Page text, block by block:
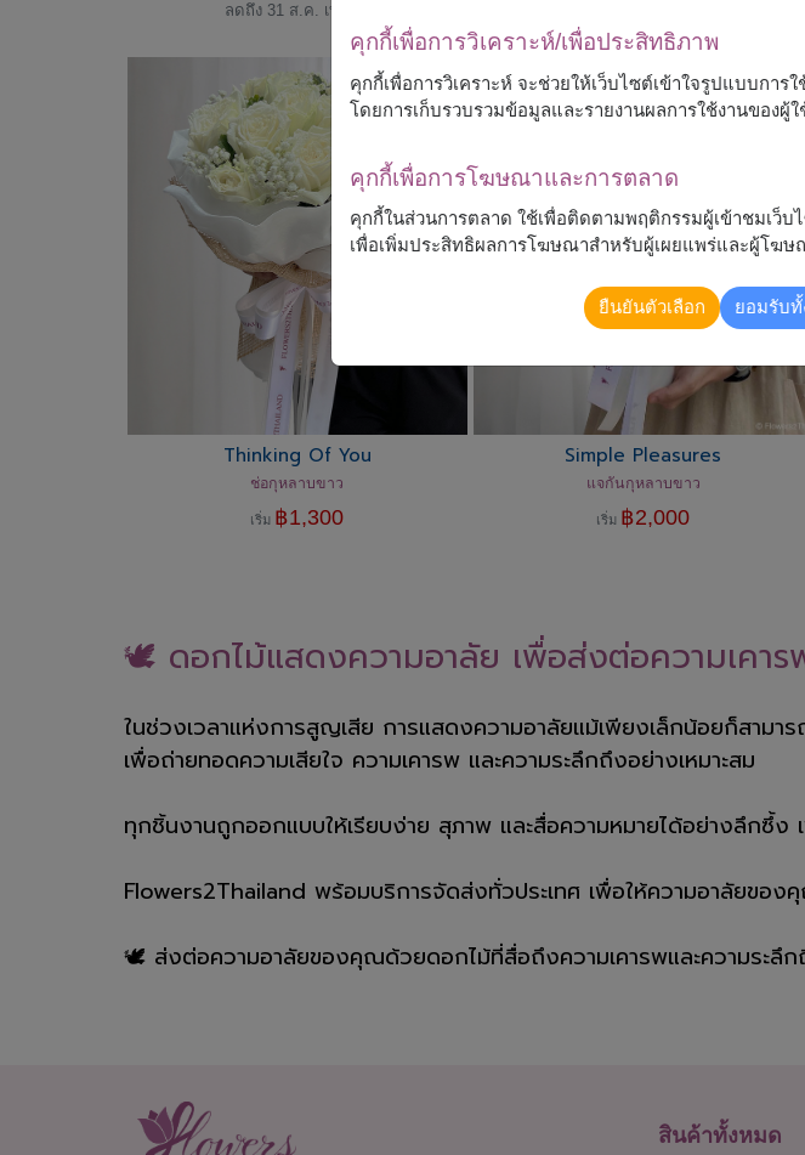
ลดถึง 31 ส.ค. เท่านั้น
Thinking Of You
ช่อกุหลาบขาว
เริ่ม ฿1,300
Simple Pleasures
แจกันกุหลาบขาว
เริ่ม ฿2,000
🕊️ ดอกไม้แสดงความอาลัย เพื่อส่งต่อความเคาร
ในช่วงเวลาแห่งการสูญเสีย การแสดงความอาลัยแม้เพียงเล็กน้อยก็สาม
เพื่อถ่ายทอดความเสียใจ ความเคารพ และความระลึกถึงอย่างเหมาะสม
ทุกชิ้นงานถูกออกแบบให้เรียบง่าย สุภาพ และสื่อความหมายได้อย่างลึกซึ้
Flowers2Thailand พร้อมบริการจัดส่งทั่วประเทศ เพื่อให้ความอาลัยของคุ
🕊️ ส่งต่อความอาลัยของคุณด้วยดอกไม้ที่สื่อถึงความเคารพและความระลึ
สินค้าทั้งหมด
คุกกี้เพื่อการวิเคราะห์/เพื่อประสิทธิภาพ
คุกกี้เพื่อการวิเคราะห์ จะช่วยให้เว็บไซต์เข้าใจรูปแบบกา
โดยการเก็บรวบรวมข้อมูลและรายงานผลการใช้งานของผู้ใ
คุกกี้เพื่อการโฆษณาและการตลาด
คุกกี้ในส่วนการตลาด ใช้เพื่อติดตามพฤติกรรมผู้เข้าชมเว็
เพื่อเพิ่มประสิทธิผลการโฆษณาสำหรับผู้เผยแพร่และผู้โฆ
ยืนยันตัวเลือก ยอมรับ